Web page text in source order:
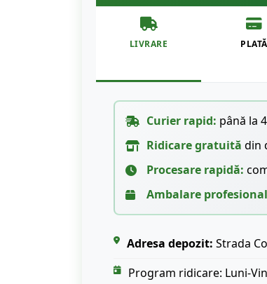
LIVRARE PLATĂ
Curier rapid: până la
Ridicare gratuită din
Procesare rapidă:
Ambalare
Adresa depozit: Strada
Program ridicare: Luni-